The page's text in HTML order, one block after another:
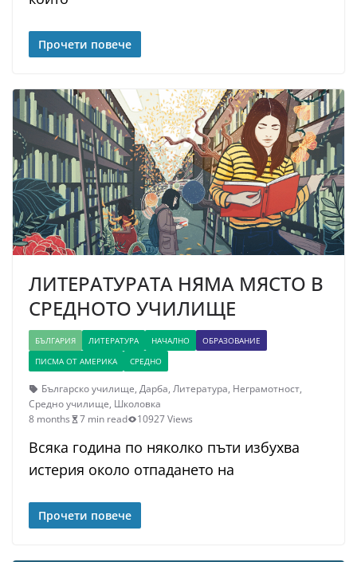
Прочети повече
ЛИТЕРАТУРАТА НЯМА МЯСТО В
СРЕДНОТО УЧИЛИЩЕ
БЪЛГАРИЯ ЛИТЕРАТУРА НАЧАЛНО
ОБРАЗОВАНИЕ
ПИСМА ОТ АМЕРИКА
СРЕДНО
Българско училище, Дарба, Литература, Неграмотност,
Средно училище, Школовка
8 months
7 min read 10927 Views
Всяка година по няколко пъти избухва
истерия около отпадането на
Прочети повече